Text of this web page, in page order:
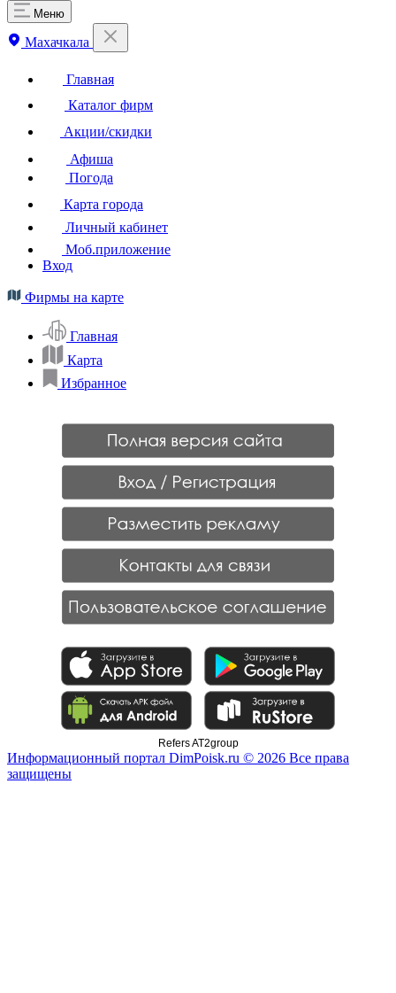
Меню
Махачкала
Главная
Каталог фирм
Акции/скидки
Афиша
Погода
Карта города
Личный кабинет
Моб.приложение
Вход
Фирмы на карте
Главная
Карта
Избранное
Refers AT2group
Информационный портал DimPoisk.ru © 2026 Все права
защищены